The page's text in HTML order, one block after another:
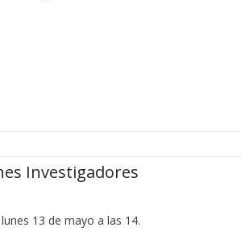
Investigadores
13 de mayo a las 14.